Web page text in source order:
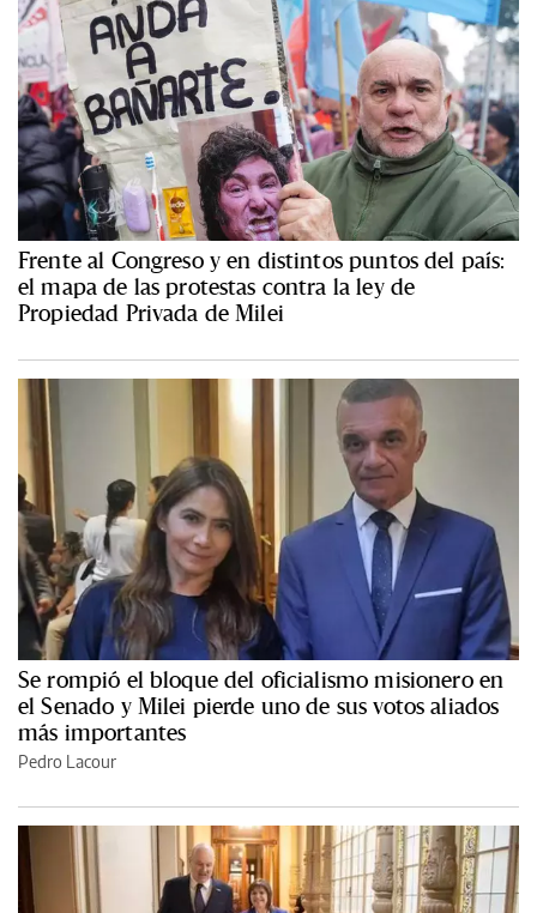
Frente al Congreso y en distintos puntos del país:
el mapa de las protestas contra la ley de
Propiedad Privada de Milei
Se rompió el bloque del oficialismo misionero en
el Senado y Milei pierde uno de sus votos aliados
más importantes
Pedro Lacour